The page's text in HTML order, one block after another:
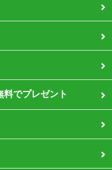
でプレゼント